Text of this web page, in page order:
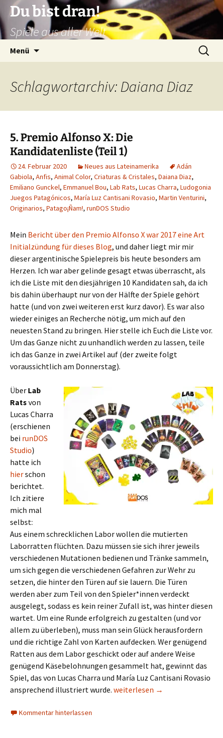
Zum
Inhalt
springen
Du bist dran!
Spiele aus aller Welt
Menü
Suchen
nach:
Schlagwortarchiv: Daiana Diaz
5. Premio Alfonso X: Die
Kandidatenliste (Teil 1)
24. Februar 2020 Neues aus Lateinamerika
Adán
Gabiola, Anfis, Animal Color, Criaturas & Cristales, Daiana Diaz,
Emiliano Gunckel, Emmanuel Bou, Lab Rats, Lucas Charra, Ludogonia
Juegos Patagónicos, María Luz Cantisani Rovasio, Martin Venturini,
Originarios, Patago¡Ñam!, runDOS Studio
Mein Bericht über den Premio Alfonso X war 2017 eine Art
Initialzündung für dieses Blog, und daher liegt mir mir
dieser argentinische Spielepreis bis heute besonders am
Herzen. Ich war aber gelinde gesagt etwas überrascht, als
ich die Liste mit den diesjährigen 10 Kandidaten sah, da ich
bis dahin überhaupt nur von der Hälfte der Spiele gehört
hatte (und von zwei weiteren erst kurz davor). Es war also
wieder einiges an Recherche nötig, um mich auf den
neuesten Stand zu bringen. Hier stelle ich Euch die Liste vor.
Um das Ganze nicht zu unhandlich werden zu lassen, teile
ich das Ganze in zwei Artikel auf (der zweite folgt
voraussichtlich am Donnerstag).
Über Lab
Rats von
Lucas Charra
(erschienen
bei runDOS
Studio)
hatte ich
hierschon
berichtet.
Ich zitiere
mich mal
selbst:
Aus einem schrecklichen Labor wollen die mutierten
Laborratten flüchten. Dazu müssen sie sich ihrer jeweils
verschiedenen Mutationen bedienen und Tränke sammeln,
um sich gegen die verschiedenen Gefahren zur Wehr zu
setzen, die hinter den Türen auf sie lauern. Die Türen
werden aber zum Teil von den Spieler*innen verdeckt
ausgelegt, sodass es kein reiner Zufall ist, was hinter diesen
wartet. Um eine Runde erfolgreich zu gestalten (und vor
allem zu überleben), muss man sein Glück herausfordern
und die richtige Zahl von Karten aufdecken. Wer genügend
Ratten aus dem Labor geschickt oder auf andere Weise
genügend Käsebelohnungen gesammelt hat, gewinnt das
Spiel, das von Lucas Charra und María Luz Cantisani Rovasio
ansprechend illustriert wurde. 5. Premio Alfonso X: Die
weiterlesen →
Kommentar hinterlassen